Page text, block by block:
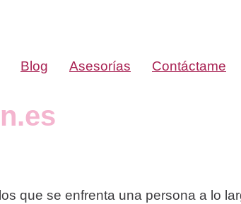
Blog Asesorías Contáctame
que se enfrenta una persona a lo